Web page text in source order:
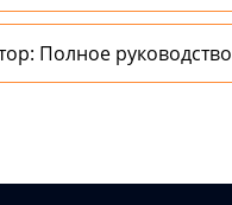
40 тонн
Полное руководство